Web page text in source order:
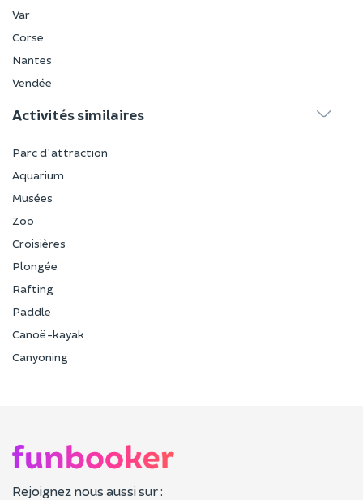
Var
Corse
Nantes
Vendée
Activités similaires
Parc d'attraction
Aquarium
Musées
Zoo
Croisières
Plongée
Rafting
Paddle
Canoë-kayak
Canyoning
Rejoignez nous aussi sur :